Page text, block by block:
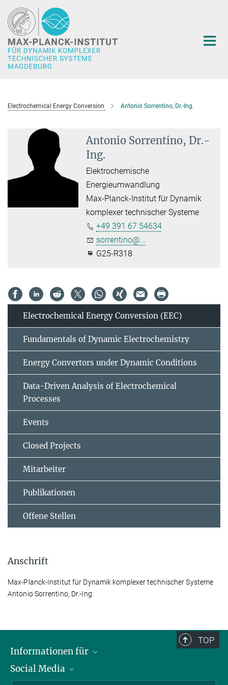
Hauptinhalt
Electrochemical Energy Conversion Antonio Sorrentino, Dr.-Ing.
Antonio Sorrentino, Dr.-
Ing.
Elektrochemische
Energieumwandlung
Max-Planck-Institut für Dynamik
komplexer technischer Systeme
+49 391 67 54634
sorrentino@...
G25-R318
Electrochemical Energy Conversion (EEC)
Fundamentals of Dynamic Electrochemistry
Energy Convertors under Dynamic Conditions
Data-Driven Analysis of Electrochemical
Processes
Events
Closed Projects
Mitarbeiter
Publikationen
Offene Stellen
Anschrift
Max-Planck-Institut für Dynamik komplexer technischer Systeme
Antonio Sorrentino, Dr.-Ing.
TOP
Informationen für
Wissenschaftlerinnen und Wissenschaftler
Social Media